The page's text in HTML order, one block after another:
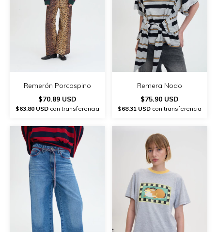
Remerón Porcospino
$70.89 USD
$63.80 USD con transferencia
Remera Nodo
$75.90 USD
$68.31 USD con transferencia